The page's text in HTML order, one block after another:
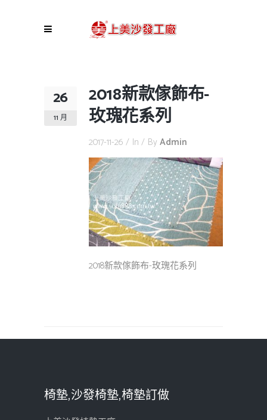
26
11 月
2018新款傢飾布-
玫瑰花系列
2017-11-26 In By Admin
2018新款傢飾布-玫瑰花系列
椅墊,沙發椅墊,椅墊訂做